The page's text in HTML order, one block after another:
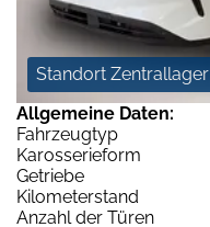
Standort Zentrallager
Allgemeine Daten:
Fahrzeugtyp
Karosserieform
Getriebe
Kilometerstand
Anzahl der Türen